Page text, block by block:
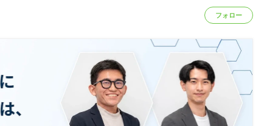
フォロー